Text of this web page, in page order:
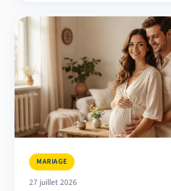
MARIAGE
27 juillet 2026